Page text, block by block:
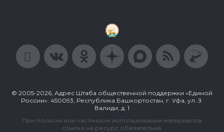
© 2005-2026, Адрес Штаба общественной поддержки «Единой
России»: 450093, Республика Башкортостан, г. Уфа, ул. З.
Валиди, д. 1
При полном или частичном использовании материалов
ссылка на ресурс обязательна.